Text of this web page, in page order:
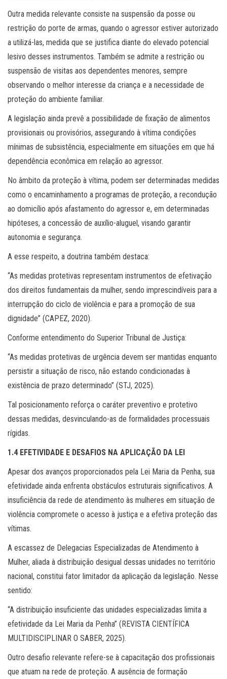
Outra medida relevante consiste na suspensão da posse ou
restrição do porte de armas, quando o agressor estiver autorizado
a utilizá-las, medida que se justifica diante do elevado potencial
lesivo desses instrumentos. Também se admite a restrição ou
suspensão de visitas aos dependentes menores, sempre
observando o melhor interesse da criança e a necessidade de
proteção do ambiente familiar.
A legislação ainda prevê a possibilidade de fixação de alimentos
provisionais ou provisórios, assegurando à vítima condições
mínimas de subsistência, especialmente em situações em que há
dependência econômica em relação ao agressor.
No âmbito da proteção à vítima, podem ser determinadas medidas
como o encaminhamento a programas de proteção, a recondução
ao domicílio após afastamento do agressor e, em determinadas
hipóteses, a concessão de auxílio-aluguel, visando garantir
autonomia e segurança.
A esse respeito, a doutrina também destaca:
“As medidas protetivas representam instrumentos de efetivação
dos direitos fundamentais da mulher, sendo imprescindíveis para a
interrupção do ciclo de violência e para a promoção de sua
dignidade” (CAPEZ, 2020).
Conforme entendimento do Superior Tribunal de Justiça:
“As medidas protetivas de urgência devem ser mantidas enquanto
persistir a situação de risco, não estando condicionadas à
existência de prazo determinado” (STJ, 2025).
Tal posicionamento reforça o caráter preventivo e protetivo
dessas medidas, desvinculando-as de formalidades processuais
rígidas.
1.4 EFETIVIDADE E DESAFIOS NA APLICAÇÃO DA LEI
Apesar dos avanços proporcionados pela Lei Maria da Penha, sua
efetividade ainda enfrenta obstáculos estruturais significativos. A
insuficiência da rede de atendimento às mulheres em situação de
violência compromete o acesso à justiça e a efetiva proteção das
vítimas.
A escassez de Delegacias Especializadas de Atendimento à
Mulher, aliada à distribuição desigual dessas unidades no território
nacional, constitui fator limitador da aplicação da legislação. Nesse
sentido:
“A distribuição insuficiente das unidades especializadas limita a
efetividade da Lei Maria da Penha” (REVISTA CIENTÍFICA
MULTIDISCIPLINAR O SABER, 2025).
Outro desafio relevante refere-se à capacitação dos profissionais
que atuam na rede de proteção. A ausência de formação